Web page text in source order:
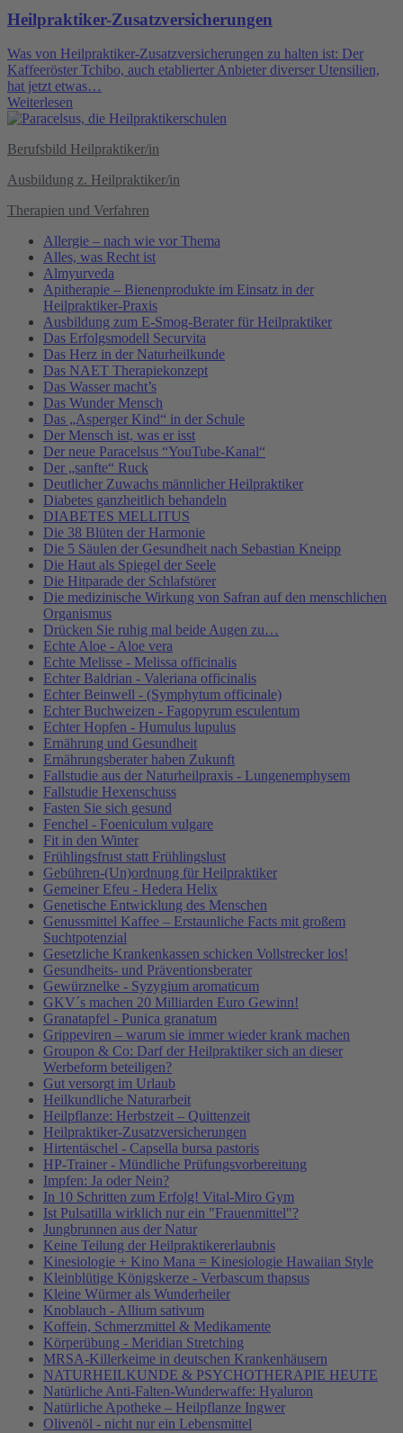
Heilpraktiker-Zusatzversicherungen
Was von Heilpraktiker-Zusatzversicherungen zu halten ist: Der
Kaffeeröster Tchibo, auch etablierter Anbieter diverser Utensilien,
hat jetzt etwas…
Weiterlesen
Berufsbild Heilpraktiker/in
Ausbildung z. Heilpraktiker/in
Therapien und Verfahren
Allergie – nach wie vor Thema
Alles, was Recht ist
Almyurveda
Apitherapie – Bienenprodukte im Einsatz in der
Heilpraktiker-Praxis
Ausbildung zum E-Smog-Berater für Heilpraktiker
Das Erfolgsmodell Securvita
Das Herz in der Naturheilkunde
Das NAET Therapiekonzept
Das Wasser macht’s
Das Wunder Mensch
Das „Asperger Kind“ in der Schule
Der Mensch ist, was er isst
Der neue Paracelsus “YouTube-Kanal“
Der „sanfte“ Ruck
Deutlicher Zuwachs männlicher Heilpraktiker
Diabetes ganzheitlich behandeln
DIABETES MELLITUS
Die 38 Blüten der Harmonie
Die 5 Säulen der Gesundheit nach Sebastian Kneipp
Die Haut als Spiegel der Seele
Die Hitparade der Schlafstörer
Die medizinische Wirkung von Safran auf den menschlichen
Organismus
Drücken Sie ruhig mal beide Augen zu…
Echte Aloe - Aloe vera
Echte Melisse - Melissa officinalis
Echter Baldrian - Valeriana officinalis
Echter Beinwell - (Symphytum officinale)
Echter Buchweizen - Fagopyrum esculentum
Echter Hopfen - Humulus lupulus
Ernährung und Gesundheit
Ernährungsberater haben Zukunft
Fallstudie aus der Naturheilpraxis - Lungenemphysem
Fallstudie Hexenschuss
Fasten Sie sich gesund
Fenchel - Foeniculum vulgare
Fit in den Winter
Frühlingsfrust statt Frühlingslust
Gebühren-(Un)ordnung für Heilpraktiker
Gemeiner Efeu - Hedera Helix
Genetische Entwicklung des Menschen
Genussmittel Kaffee – Erstaunliche Facts mit großem
Suchtpotenzial
Gesetzliche Krankenkassen schicken Vollstrecker los!
Gesundheits- und Präventionsberater
Gewürznelke - Syzygium aromaticum
GKV´s machen 20 Milliarden Euro Gewinn!
Granatapfel - Punica granatum
Grippeviren – warum sie immer wieder krank machen
Groupon & Co: Darf der Heilpraktiker sich an dieser
Werbeform beteiligen?
Gut versorgt im Urlaub
Heilkundliche Naturarbeit
Heilpflanze: Herbstzeit – Quittenzeit
Heilpraktiker-Zusatzversicherungen
Hirtentäschel - Capsella bursa pastoris
HP-Trainer - Mündliche Prüfungsvorbereitung
Impfen: Ja oder Nein?
In 10 Schritten zum Erfolg! Vital-Miro Gym
Ist Pulsatilla wirklich nur ein "Frauenmittel"?
Jungbrunnen aus der Natur
Keine Teilung der Heilpraktikererlaubnis
Kinesiologie + Kino Mana = Kinesiologie Hawaiian Style
Kleinblütige Königskerze - Verbascum thapsus
Kleine Würmer als Wunderheiler
Knoblauch - Allium sativum
Koffein, Schmerzmittel & Medikamente
Körperübung - Meridian Stretching
MRSA-Killerkeime in deutschen Krankenhäusern
NATURHEILKUNDE & PSYCHOTHERAPIE HEUTE
Natürliche Anti-Falten-Wunderwaffe: Hyaluron
Natürliche Apotheke – Heilpflanze Ingwer
Olivenöl - nicht nur ein Lebensmittel